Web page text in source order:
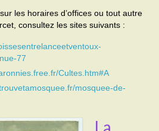
les horaires d’offices ou tout autre
consultez les sites suivants :
77
Cultes.htm#A
mosquee-de-
La